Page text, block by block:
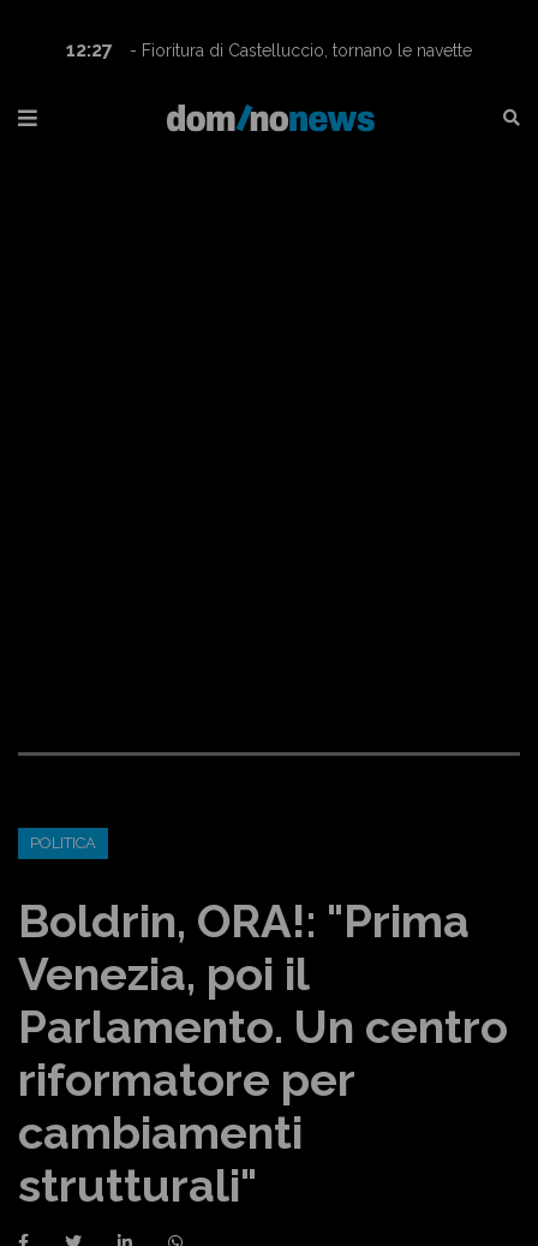
12:27
- Fioritura di Castelluccio, tornano le navette
POLITICA
Boldrin, ORA!: "Prima
Venezia, poi il
Parlamento. Un centro
riformatore per
cambiamenti
strutturali"